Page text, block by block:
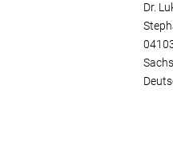
Dr.